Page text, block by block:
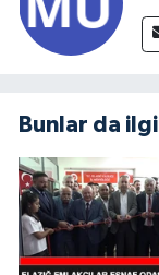
Bunlar da